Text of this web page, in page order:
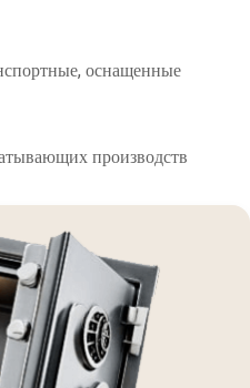
оснащенные
производств